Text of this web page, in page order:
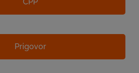
Prigovor